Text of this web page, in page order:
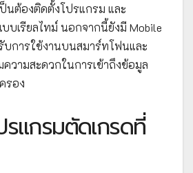
ป็นต้องติดตั้งโปรแกรม และ
บเรียลไทม์ นอกจากนี้ยังมี Mobile
บการใช้งานบนสมาร์ทโฟนและ
ความสะดวกในการเข้าถึงข้อมูล
รอง
รแกรมตัดเกรดที่